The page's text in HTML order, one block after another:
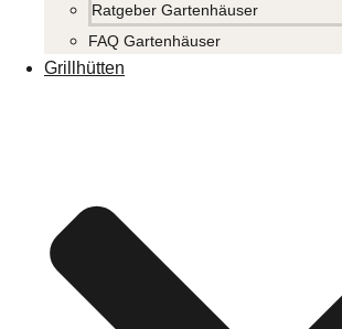
Ratgeber Gartenhäuser
FAQ Gartenhäuser
Grillhütten